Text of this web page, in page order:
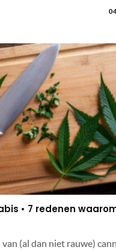
• 7 redenen
(al dan niet rauwe)